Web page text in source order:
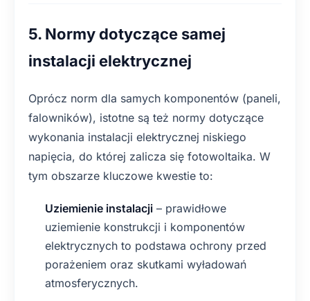
5. Normy dotyczące samej
instalacji elektrycznej
Oprócz norm dla samych komponentów (paneli,
falowników), istotne są też normy dotyczące
wykonania instalacji elektrycznej niskiego
napięcia, do której zalicza się fotowoltaika. W
tym obszarze kluczowe kwestie to:
Uziemienie instalacji – prawidłowe
uziemienie konstrukcji i komponentów
elektrycznych to podstawa ochrony przed
porażeniem oraz skutkami wyładowań
atmosferycznych.